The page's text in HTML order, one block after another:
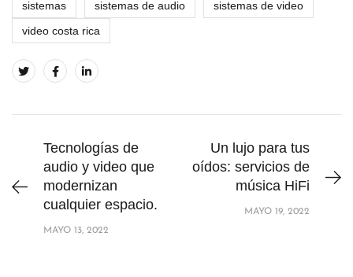
sistemas sistemas de audio
sistemas de video
video costa rica
Tecnologías de
audio y video que
modernizan
cualquier espacio.
MAYO 13, 2022
Un lujo para tus
oídos: servicios de
música HiFi
MAYO 19, 2022